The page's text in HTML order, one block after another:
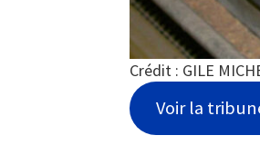
Crédit : GILE
Voir la